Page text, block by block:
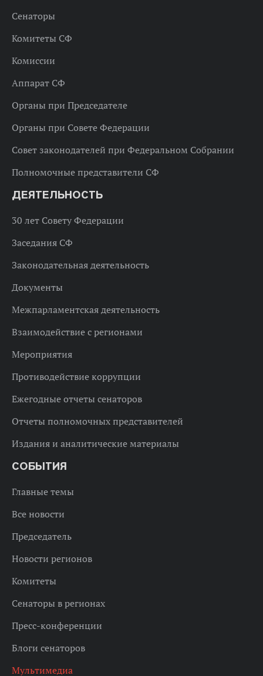
Сенаторы
Комитеты СФ
Комиссии
Аппарат СФ
Органы при Председателе
Органы при Совете Федерации
Совет законодателей при Федеральном Собрании
Полномочные представители СФ
ДЕЯТЕЛЬНОСТЬ
30 лет Совету Федерации
Заседания СФ
Законодательная деятельность
Документы
Межпарламентская деятельность
Взаимодействие с регионами
Мероприятия
Противодействие коррупции
Ежегодные отчеты сенаторов
Отчеты полномочных представителей
Издания и аналитические материалы
СОБЫТИЯ
Главные темы
Все новости
Председатель
Новости регионов
Комитеты
Сенаторы в регионах
Пресс-конференции
Блоги сенаторов
Мультимедиа